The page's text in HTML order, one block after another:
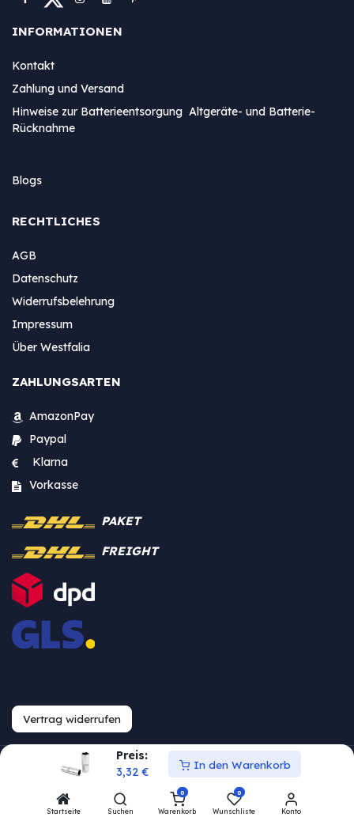
Preis:
3,32€
In den Warenkorb
Startseite Suchen
0
Warenkorb
0
Wunschliste Konto
INFORMATIONEN
Kontakt
Zahlung und Versand
Hinweise zur Batterieentsorgung Altgeräte- und Batterie-
Rücknahme
Blogs
RECHTLICHES
AGB
Datenschutz
Widerrufsbelehrung
Impressum
Über Westfalia
ZAHLUNGSARTEN
AmazonPay
Paypal
Klarna
Vorkasse
PAKET
FREIGHT
Vertrag widerrufen
Urheberrecht © Westfalia
Bearbeite Einstellungen